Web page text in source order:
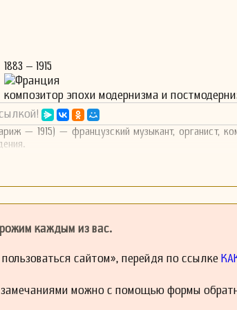
1883 – 1915
Франция
композитор эпохи модернизма и
— 1915) — французский музыкант, органист,
каждым из вас.
сайтом», перейдя по ссылке
можно с помощью формы